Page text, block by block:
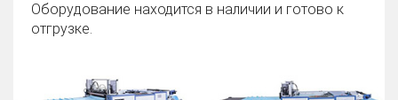
Оборудование находится в наличии и готово к
отгрузке.